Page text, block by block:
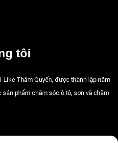
tôi
Like Thâm Quyến, được thành lập năm
sản phẩm chăm sóc ô tô, sơn và chăm